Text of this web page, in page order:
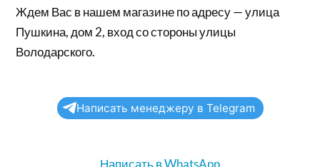
Ждем Вас в нашем магазине по адресу — улица
Пушкина, дом 2, вход со стороны улицы
Володарского.
Написать менеджеру в Telegram
Написать в WhatsApp